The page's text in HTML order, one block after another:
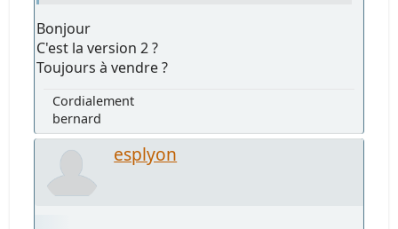
Bonjour
C'est la version 2 ?
Toujours à vendre ?
Cordialement
bernard
esplyon